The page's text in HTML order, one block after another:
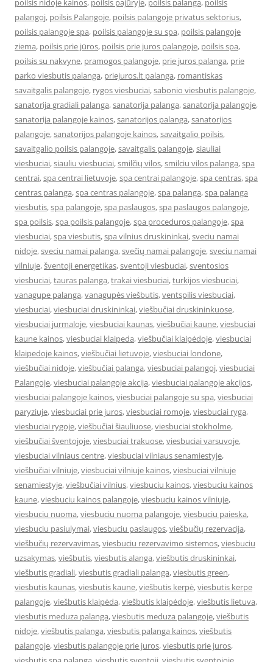
poilsis nidoje kainos, poilsis pajūryje, poilsis palanga, poilsis
palangoj, poilsis Palangoje, poilsis palangoje privatus sektorius,
poilsis palangoje spa, poilsis palangoje su spa, poilsis palangoje
ziema, poilsis prie jūros, poilsis prie juros palangoje, poilsis spa,
poilsis su nakvyne, pramogos palangoje, prie juros palanga, prie
parko viesbutis palanga, priejuros.lt palanga, romantiskas
savaitgalis palangoje, rygos viesbuciai,sabonio viesbutis palangoje,
sanatorija gradiali palanga,sanatorija palanga,sanatorija palangoje,
sanatorija palangoje kainos,sanatorijos palanga,sanatorijos
palangoje,sanatorijos palangoje kainos,savaitgalio poilsis,
savaitgalio poilsis palangoje,savaitgalis palangoje,siauliai
viesbuciai,siauliu viesbuciai,smilčių vilos,smilciu vilos palanga,spa
centrai,spa centrai lietuvoje,spa centrai palangoje,spa centras,spa
centras palanga,spa centras palangoje,spa palanga,spa palanga
viesbutis,spa palangoje,spa paslaugos,spa paslaugos palangoje,
spa poilsis,spa poilsis palangoje,spa proceduros palangoje,spa
viesbuciai,spa viesbutis,spa vilnius druskininkai,sveciu namai
nidoje,sveciu namai palanga,svečių namai palangoje,sveciu namai
vilniuje,šventoji energetikas,sventoji viesbuciai,sventosios
viesbuciai,tauras palanga,trakai viesbuciai,turkijos viesbuciai,
vanagupe palanga,vanagupės viešbutis,ventspilis viesbuciai,
viesbuciai,viesbuciai druskininkai,viešbučiai druskininkuose,
viesbuciai jurmaloje,viesbuciai kaunas,viešbučiai kaune,viesbuciai
kaune kainos,viesbuciai klaipeda,viešbučiai klaipėdoje,viesbuciai
klaipedoje kainos,viešbučiai lietuvoje,viesbuciai londone,
viešbučiai nidoje,viešbučiai palanga,viesbuciai palangoj,viesbuciai
Palangoje,viesbuciai palangoje akcija,viesbuciai palangoje akcijos,
viesbuciai palangoje kainos,viesbuciai palangoje su spa,viesbuciai
paryziuje,viesbuciai prie juros,viesbuciai romoje,viesbuciai ryga,
viesbuciai rygoje,viešbučiai šiauliuose,viesbuciai stokholme,
viešbučiai šventojoje,viesbuciai trakuose,viesbuciai varsuvoje,
viesbuciai vilniaus centre,viesbuciai vilniaus senamiestyje,
viešbučiai vilniuje,viesbuciai vilniuje kainos,viesbuciai vilniuje
senamiestyje,viešbučiai vilnius,viesbuciu kainos,viesbuciu kainos
kaune,viesbuciu kainos palangoje,viesbuciu kainos vilniuje,
viesbuciu nuoma,viesbuciu nuoma palangoje,viesbuciu paieska,
viesbuciu pasiulymai,viesbuciu paslaugos,viešbučių rezervacija,
viešbučių rezervavimas,viesbuciu rezervavimo sistemos,viesbuciu
uzsakymas,viešbutis,viesbutis alanga,viešbutis druskininkai,
viešbutis gradiali,viesbutis gradiali palanga,viesbutis green,
viesbutis kaunas,viesbutis kaune,viešbutis kerpė,viesbutis kerpe
palangoje,viešbutis klaipėda,viešbutis klaipėdoje,viešbutis lietuva,
viesbutis meduza palanga,viesbutis meduza palangoje,viešbutis
nidoje,viešbutis palanga,viesbutis palanga kainos,viešbutis
palangoje,viesbutis palangoje prie juros,viesbutis prie juros,